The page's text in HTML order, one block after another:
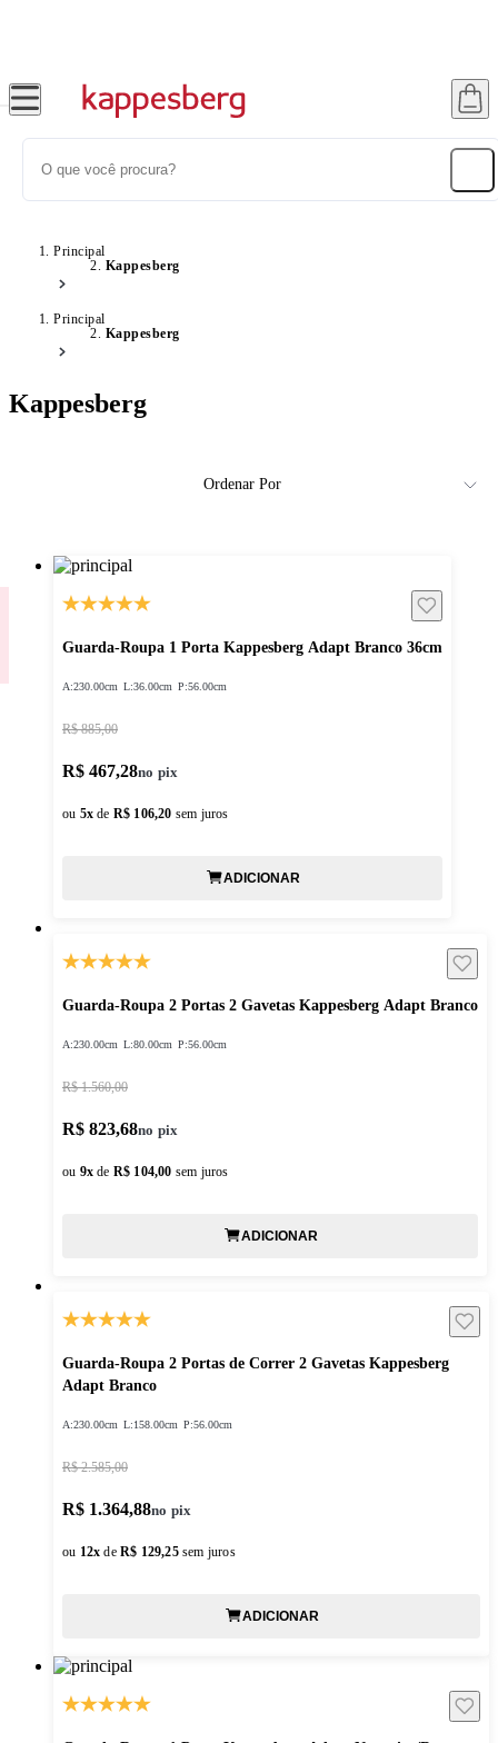
Principal
Kappesberg
Principal
Kappesberg
Kappesberg
Ordenar Por
Guarda-Roupa 1 Porta Kappesberg Adapt Branco 36cm
A:230.00cm L:36.00cm P:56.00cm
R$ 885,00
R$ 467,28
ou 5x de R$ 106,20 sem juros
ADICIONAR
Guarda-Roupa 2 Portas 2 Gavetas Kappesberg Adapt Branco
A:230.00cm L:80.00cm P:56.00cm
R$ 1.560,00
R$ 823,68
ou 9x de R$ 104,00 sem juros
ADICIONAR
Guarda-Roupa 2 Portas de Correr 2 Gavetas Kappesberg
Adapt Branco
A:230.00cm L:158.00cm P:56.00cm
R$ 2.585,00
R$ 1.364,88
ou 12x de R$ 129,25sem juros
ADICIONAR